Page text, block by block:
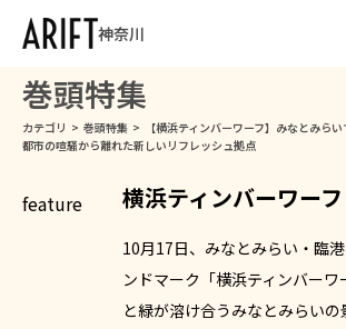
神奈川
巻頭特集
カテゴリ > 巻頭特集 >
【横浜ティンバーワーフ】みなとみら
都市の喧騒から離れた新しいリフレッシュ拠点
横浜ティンバーワーフ
10月17日、みなとみらい・臨
ンドマーク「横浜ティンバー
と緑が溶け合うみなとみらい